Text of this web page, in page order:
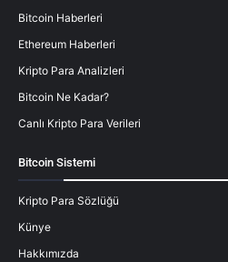
Bitcoin Haberleri
Ethereum Haberleri
Kripto Para Analizleri
Bitcoin Ne Kadar?
Canlı Kripto Para Verileri
Bitcoin Sistemi
Kripto Para Sözlüğü
Künye
Hakkımızda